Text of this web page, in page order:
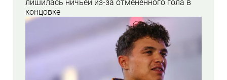
лишилась ничьей из-за отмененного гола в
концовке